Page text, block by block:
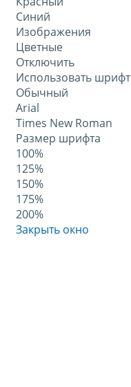
Синий
Изображения
Цветные
Отключить
Использовать шрифт
Обычный
Arial
Times New Roman
Размер шрифта
100%
125%
150%
175%
200%
Закрыть окно